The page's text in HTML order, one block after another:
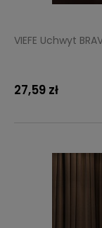
VIEFE Uchwyt
27,59 zł